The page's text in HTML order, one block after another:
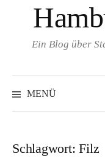
Ein Blog über
MENÜ
Schlagwort:Filz